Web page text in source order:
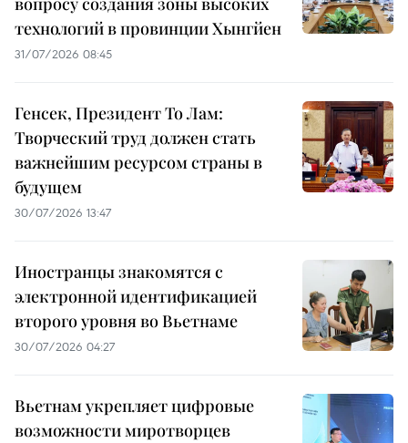
технологий в провинции Хынгйен
31/07/2026 08:45
Генсек, Президент То Лам:
Творческий труд должен стать
важнейшим ресурсом страны в
будущем
30/07/2026 13:47
Иностранцы знакомятся с
электронной идентификацией
второго уровня во Вьетнаме
30/07/2026 04:27
Вьетнам укрепляет цифровые
возможности миротворцев